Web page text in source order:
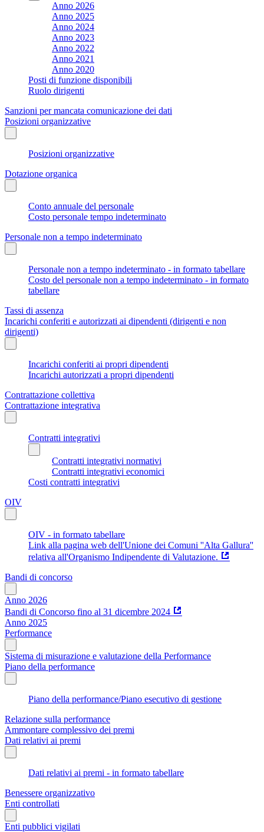
Anno 2026
Anno 2025
Anno 2024
Anno 2023
Anno 2022
Anno 2021
Anno 2020
Posti di funzione disponibili
Ruolo dirigenti
Sanzioni per mancata comunicazione dei dati
Posizioni organizzative
Posizioni organizzative
Dotazione organica
Conto annuale del personale
Costo personale tempo indeterminato
Personale non a tempo indeterminato
Personale non a tempo indeterminato - in formato tabellare
Costo del personale non a tempo indeterminato - in formato
tabellare
Tassi di assenza
Incarichi conferiti e autorizzati ai dipendenti (dirigenti e non
dirigenti)
Incarichi conferiti ai propri dipendenti
Incarichi autorizzati a propri dipendenti
Contrattazione collettiva
Contrattazione integrativa
Contratti integrativi
Contratti integrativi normativi
Contratti integrativi economici
Costi contratti integrativi
OIV
OIV - in formato tabellare
Link alla pagina web dell'Unione dei Comuni ''Alta Gallura''
relativa all'Organismo Indipendente di Valutazione.
Bandi di concorso
Anno 2026
Bandi di Concorso fino al 31 dicembre 2024
Anno 2025
Performance
Sistema di misurazione e valutazione della Performance
Piano della performance
Piano della performance/Piano esecutivo di gestione
Relazione sulla performance
Ammontare complessivo dei premi
Dati relativi ai premi
Dati relativi ai premi - in formato tabellare
Benessere organizzativo
Enti controllati
Enti pubblici vigilati